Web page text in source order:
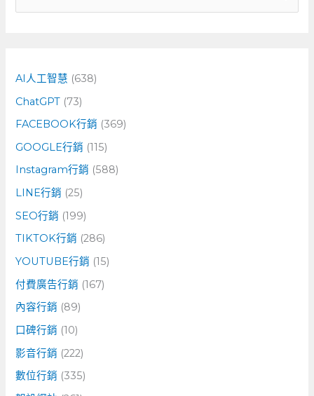
字
:
AI人工智慧 (638)
ChatGPT (73)
FACEBOOK行銷 (369)
GOOGLE行銷 (115)
Instagram行銷 (588)
LINE行銷 (25)
SEO行銷 (199)
TIKTOK行銷 (286)
YOUTUBE行銷 (15)
付費廣告行銷 (167)
內容行銷 (89)
口碑行銷 (10)
影音行銷 (222)
數位行銷 (335)